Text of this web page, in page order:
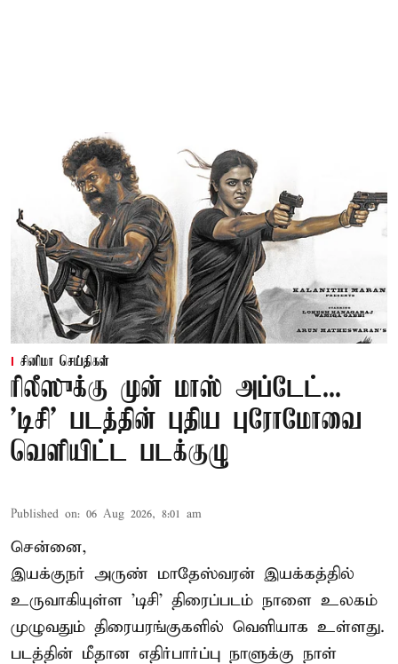
சினிமா செய்திகள்
ரிலீஸுக்கு முன் மாஸ் அப்டேட்...
'டிசி' படத்தின் புதிய புரோமோவை
வெளியிட்ட படக்குழு
Published on: 06 Aug 2026, 8:01 am
சென்னை,
இயக்குநர் அருண் மாதேஸ்வரன் இயக்கத்தில்
உருவாகியுள்ள 'டிசி' திரைப்படம் நாளை உலகம்
முழுவதும் திரையரங்குகளில் வெளியாக உள்ளது.
படத்தின் மீதான எதிர்பார்ப்பு நாளுக்கு நாள்